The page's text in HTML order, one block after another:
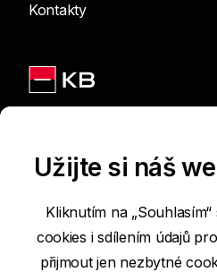
Kontakty
Podmínky používání
Užijte si náš
Kliknutím na
cookies i sdílením údajů
přijmout jen nezbytné